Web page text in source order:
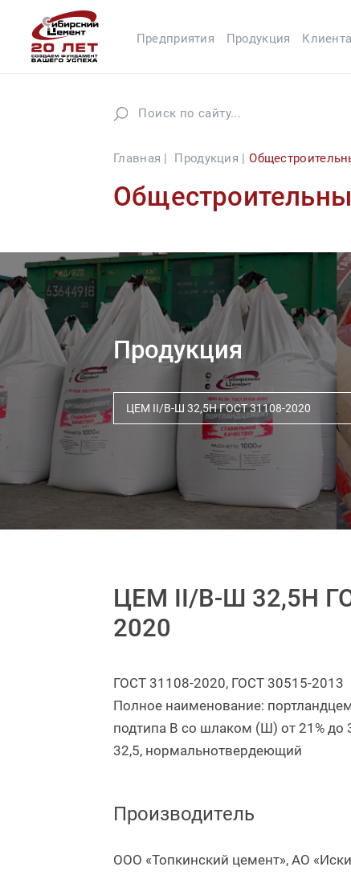
Предприятия Продукция
Главная | Продукция |
Продукция
ЦЕМ II/В-Ш 32,5Н ГОСТ 31108-2020
ЦЕМ II/В-Ш 32,5Н
2020
ГОСТ 31108-2020, ГОСТ 30515-2013
Полное наименование:
подтипа В со шлаком (Ш) от 21% до
32,5, нормальнотвердеющий
Производитель
ООО «Топкинский цемент», АО